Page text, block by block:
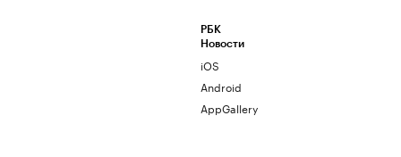
РБК
Новости
iOS
Android
AppGallery